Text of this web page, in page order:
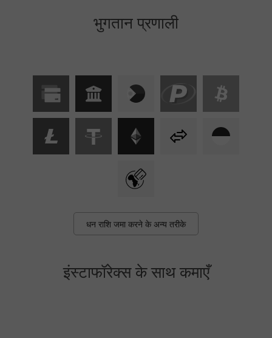
भुगतान प्रणाली
धन राशि जमा करने के अन्य तरीके
इंस्टाफॉरेक्स के साथ कमाएँ